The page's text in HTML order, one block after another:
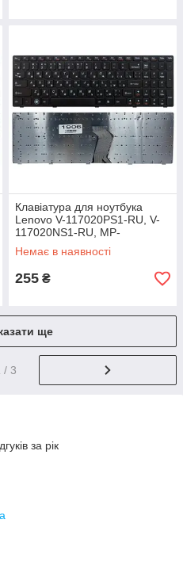
Клавіатура для ноутбука
Lenovo V-117020PS1-RU, V-
117020NS1-RU, MP-
10A33SU-686D, MP-
10A33SU-686C
Немає в наявності
255 ₴
ще
/ 3
за рік